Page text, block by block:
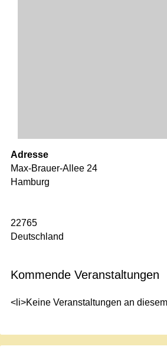
Adresse
Max-Brauer-Allee 24
Hamburg
22765
Deutschland
Kommende Veranstaltungen
<li>Keine Veranstaltungen an